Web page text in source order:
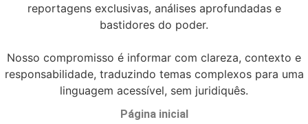
reportagens exclusivas, análises aprofundadas e
bastidores do poder.
Nosso compromisso é informar com clareza, contexto e
responsabilidade, traduzindo temas complexos para uma
linguagem acessível, sem juridiquês.
Página inicial